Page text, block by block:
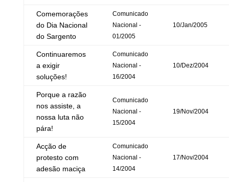
Comemorações
do Dia Nacional
do Sargento
Comunicado
Nacional -
01/2005
10/Jan/2005
Continuaremos
a exigir
soluções!
Comunicado
Nacional -
16/2004
10/Dez/2004
Porque a razão
nos assiste, a
nossa luta não
pára!
Comunicado
Nacional -
15/2004
19/Nov/2004
Acção de
protesto com
adesão maciça
Comunicado
Nacional -
14/2004
17/Nov/2004